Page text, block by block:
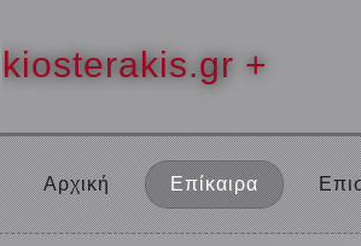
kiosterakis.gr +
Αρχική Επίκαιρα